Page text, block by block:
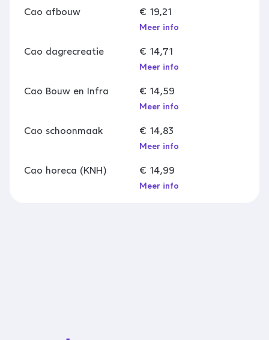
Cao afbouw € 19,21
Meer info
Cao dagrecreatie € 14,71
Meer info
Cao Bouw en Infra € 14,59
Meer info
Cao schoonmaak € 14,83
Meer info
Cao horeca (KNH) € 14,99
Meer info